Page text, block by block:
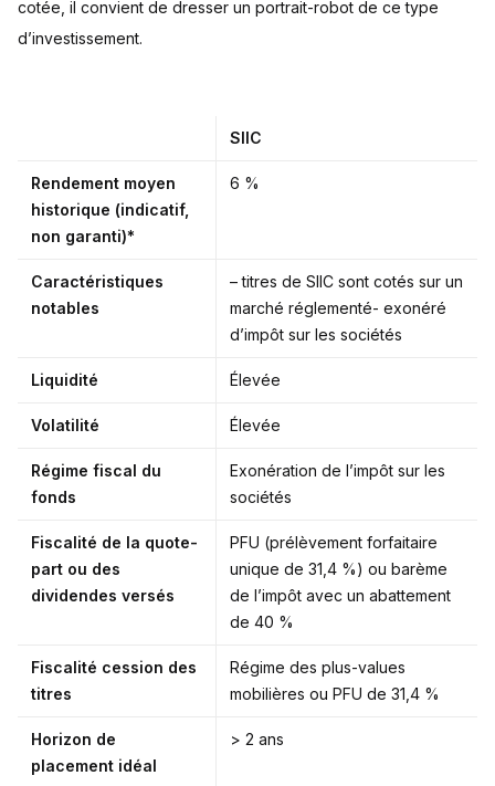
cotée, il convient de dresser un portrait-robot de ce type
d’investissement.
SIIC
Rendement moyen
historique (indicatif,
non garanti)*
6 %
Caractéristiques
notables
– titres de SIIC sont cotés sur un
marché réglementé- exonéré
d’impôt sur les sociétés
Liquidité Élevée
Volatilité Élevée
Régime fiscal du
fonds
Exonération de l’impôt sur les
sociétés
Fiscalité de la quote-
part ou des
dividendes versés
PFU (prélèvement forfaitaire
unique de 31,4 %) ou barème
de l’impôt avec un abattement
de 40 %
Fiscalité cession des
titres
Régime des plus-values
mobilières ou PFU de 31,4 %
Horizon de
placement idéal
> 2 ans